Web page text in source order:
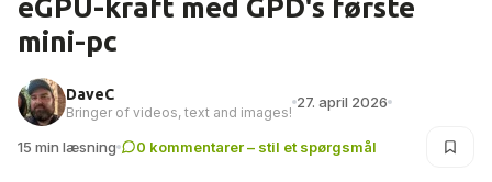
eGPU-kraft med GPD's første
mini-pc
DaveC
Bringer of videos, text and images!
27. april 2026
15 min læsning 0 kommentarer – stil et spørgsmål